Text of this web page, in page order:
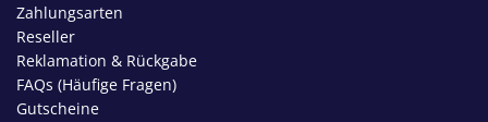
Zahlungsarten
Reseller
Reklamation & Rückgabe
FAQs (Häufige Fragen)
Gutscheine